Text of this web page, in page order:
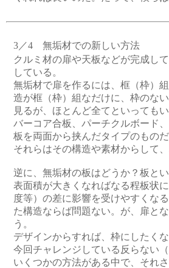
3／4 無垢材での新しい方法
クルミ材の扉や天板などが完成し
している。
無垢材で扉を作るには、框（枠）
造が框（枠）組なだけに、枠のな
見るが、ほとんど全てといっても
バーコア合板、パーチクルボード
板を両面から挟んだタイプのものだ
それらはその構造や素材からして
逆に、無垢材の板はどうか？板と
表面積が大きくなればなる程板状
度等）の差に影響を受けやすくな
た構造ならば問題ない。が、扉と
う。
デザインからすれば、枠にしたく
今回チャレンジしている反らない
いくつかの方法がある中で、それ